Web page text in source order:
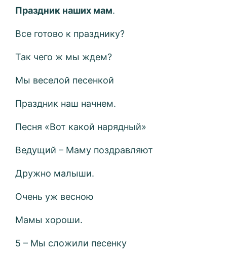
Праздник наших мам.
Все готово к празднику?
Так чего ж мы ждем?
Мы веселой песенкой
Праздник наш начнем.
Песня «Вот какой нарядный»
Ведущий – Маму поздравляют
Дружно малыши.
Очень уж весною
Мамы хороши.
5 – Мы сложили песенку